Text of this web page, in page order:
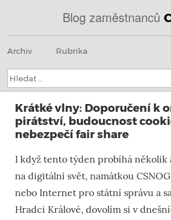
Blog zaměstnanců
@
IN
SOA
nic.cz.
Menu
na
Archiv Rubrika
Hledat:
Krátké vlny: Doporučení k
pirátství, budoucnost
nebezpečí fair share
I když tento týden probíhá několik
na digitální svět, namátkou
nebo Internet pro státní správu a
Hradci Králové, dovolím si v